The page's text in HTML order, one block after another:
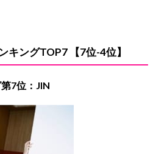
キングTOP7 【7位-4位】
7位：JIN